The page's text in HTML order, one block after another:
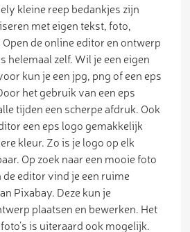
kleine reep bedankjes zijn
met eigen tekst, foto,
de online editor en ontwerp
helemaal zelf. Wil je een eigen
kun je een jpg, png of een eps
het gebruik van een eps
tijden een scherpe afdruk. Ook
een eps logo gemakkelijk
kleur. Zo is je logo op elk
Op zoek naar een mooie foto
editor vind je een ruime
Pixabay. Deze kun je
plaatsen en bewerken. Het
is uiteraard ook mogelijk.